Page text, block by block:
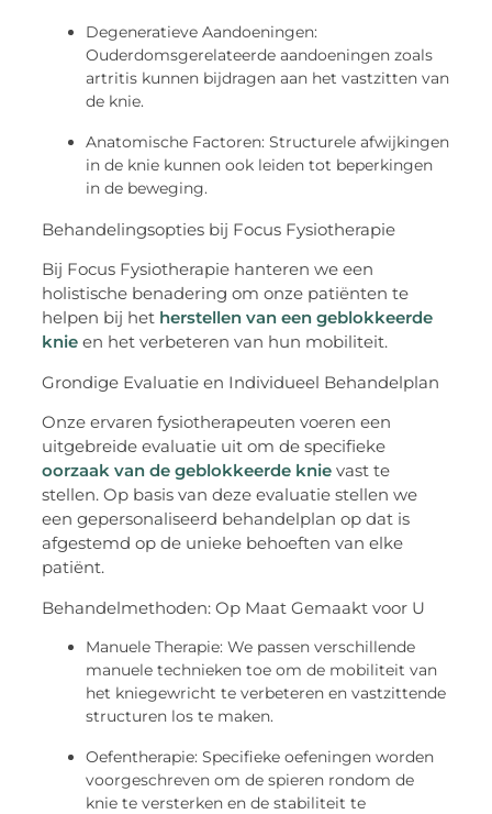
Degeneratieve Aandoeningen:
Ouderdomsgerelateerde aandoeningen zoals
artritis kunnen bijdragen aan het vastzitten van
de knie.
Anatomische Factoren: Structurele afwijkingen
in de knie kunnen ook leiden tot beperkingen
in de beweging.
Behandelingsopties bij Focus Fysiotherapie
Bij Focus Fysiotherapie hanteren we een
holistische benadering om onze patiënten te
helpen bij het herstellen van een geblokkeerde
knie en het verbeteren van hun mobiliteit.
Grondige Evaluatie en Individueel Behandelplan
Onze ervaren fysiotherapeuten voeren een
uitgebreide evaluatie uit om de specifieke
oorzaak van de geblokkeerde knie vast te
stellen. Op basis van deze evaluatie stellen we
een gepersonaliseerd behandelplan op dat is
afgestemd op de unieke behoeften van elke
patiënt.
Behandelmethoden: Op Maat Gemaakt voor U
Manuele Therapie: We passen verschillende
manuele technieken toe om de mobiliteit van
het kniegewricht te verbeteren en vastzittende
structuren los te maken.
Oefentherapie: Specifieke oefeningen worden
voorgeschreven om de spieren rondom de
knie te versterken en de stabiliteit te